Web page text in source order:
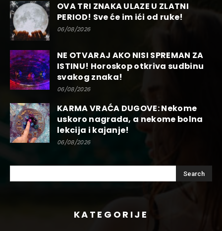
OVA TRI ZNAKA ULAZE U ZLATNI
PERIOD! Sve će im ići od ruke!
06/08/2026
NE OTVARAJ AKO NISI SPREMAN ZA
ISTINU! Horoskop otkriva sudbinu
svakog znaka!
06/08/2026
KARMA VRAĆA DUGOVE: Nekome
uskoro nagrada, a nekome bolna
lekcija i kajanje!
06/08/2026
KATEGORIJE